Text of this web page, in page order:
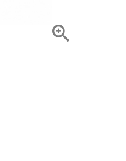
